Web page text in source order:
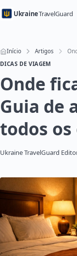
UkraineTravelGuard
Início Artigos
DICAS DE VIAGEM
Onde
Guia de
todos
Ukraine TravelGuard